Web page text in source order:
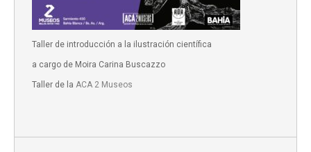
Taller de introducción a la ilustración científica
a cargo de Moira Carina Buscazzo
Taller de la ACA 2 Museos